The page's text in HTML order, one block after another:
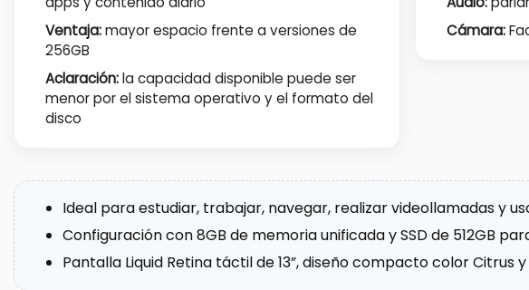
Ventaja:mayor espacio frente a versiones de
256GB
Aclaración:la capacidad disponible puede ser
menor por el sistema operativo y el formato del
disco
Cámara:
Ideal para estudiar, trabajar, navegar, realizar videollamadas y
Configuración con 8GB de memoria unificada y SSD de 512GB
Pantalla Liquid Retina táctil de 13”, diseño compacto color